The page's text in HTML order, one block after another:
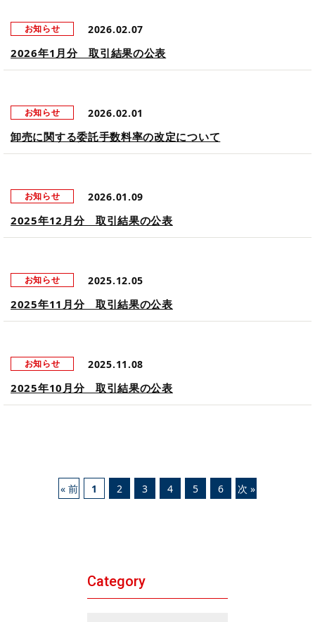
お知らせ 2026.02.07
2026年1月分 取引結果の公表
お知らせ 2026.02.01
卸売に関する委託手数料率の改定について
お知らせ 2026.01.09
2025年12月分 取引結果の公表
お知らせ 2025.12.05
2025年11月分 取引結果の公表
お知らせ 2025.11.08
2025年10月分 取引結果の公表
« 前 1 2 3 4 5 6 次 »
Category